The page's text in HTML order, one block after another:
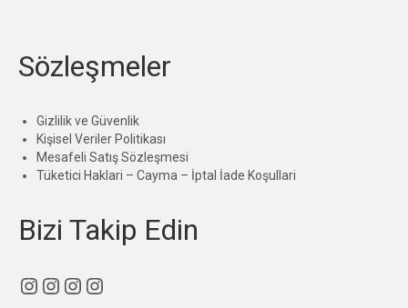
Sözleşmeler
Gizlilik ve Güvenlik
Kişisel Veriler Politikası
Mesafeli Satış Sözleşmesi
Tüketici Haklari – Cayma – İptal İade Koşullari
Bizi Takip Edin
Instagram
Instagram
Instagram
Instagram